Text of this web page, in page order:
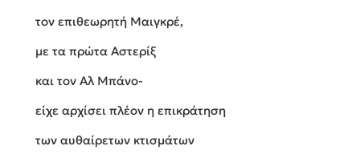
τον επιθεωρητή Μαιγκρέ,
με τα πρώτα Αστερίξ
και τον Αλ Μπάνο-
είχε αρχίσει πλέον η επικράτηση
των αυθαίρετων κτισμάτων